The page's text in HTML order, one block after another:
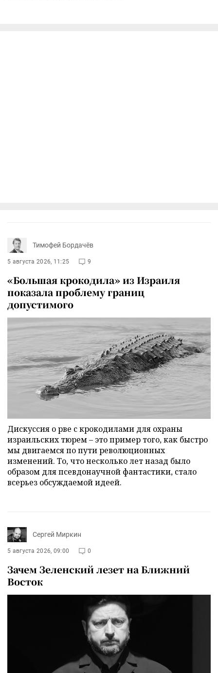
Тимофей Бордачёв
5 августа 2026, 11:25 9
«Большая крокодила» из Израиля
показала проблему границ
допустимого
Дискуссия о рве с крокодилами для охраны
израильских тюрем – это пример того, как быстро
мы двигаемся по пути революционных
изменений. То, что несколько лет назад было
образом для псевдонаучной фантастики, стало
всерьез обсуждаемой идеей.
Сергей Миркин
5 августа 2026, 09:00 0
Зачем Зеленский лезет на Ближний
Восток